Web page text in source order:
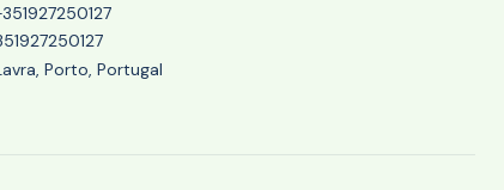
Porto, Portugal